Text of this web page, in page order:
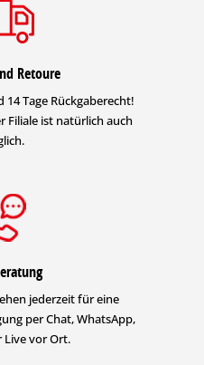
Retoure
Tage Rückgaberecht!
Filiale ist natürlich auch
jederzeit für eine
per Chat, WhatsApp,
Live vor Ort.